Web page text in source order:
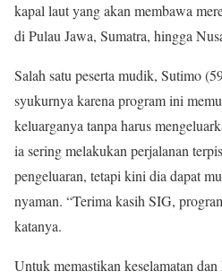
kapal laut yang akan membawa
di Pulau Jawa, Sumatra, hingga
Salah satu peserta mudik, Sutimo
syukurnya karena program ini
keluarganya tanpa harus
ia sering melakukan perjalanan
pengeluaran, tetapi kini dia dapat
nyaman. “Terima kasih SIG,
katanya.
Untuk memastikan keselamatan